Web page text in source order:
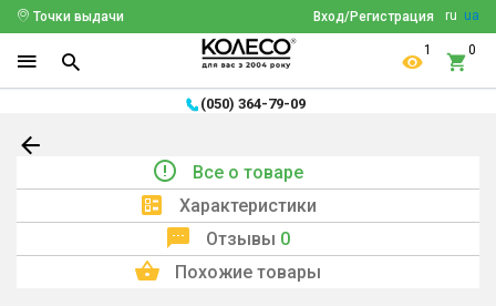
ru ua
Вход/Регистрация
Точки выдачи
1 0
(050) 364-79-09
Все о товаре
Характеристики
Отзывы 0
Похожие товары